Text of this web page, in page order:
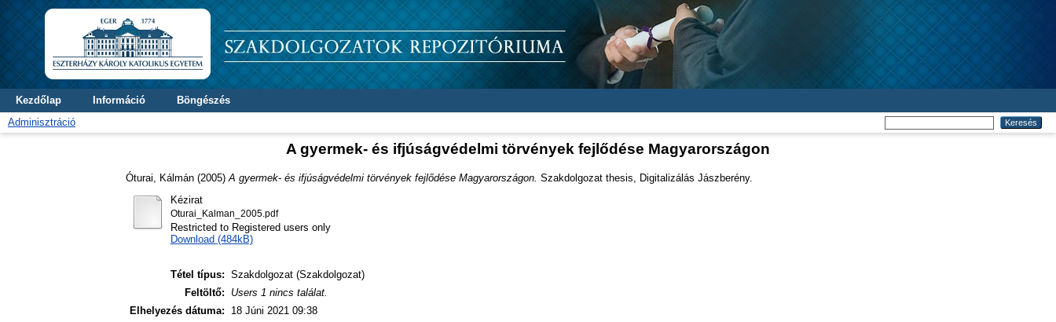
Kezdőlap Információ
Böngészés
Adminisztráció
A gyermek- és ifjúságvédelmi törvények fejlődése Magyarországon
Óturai, Kálmán (2005) A gyermek- és ifjúságvédelmi törvények fejlődése Magyarországon. Szakdolgozat thesis, Digitalizálás Jászberény.
Kézirat
Oturai_Kalman_2005.pdf
Restricted to Registered users only
Download (484kB)
Tétel típus: Szakdolgozat (Szakdolgozat)
Feltöltő:
Users 1 nincs találat.
Elhelyezés dátuma:
18 Júni 2021 09:38